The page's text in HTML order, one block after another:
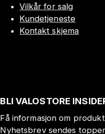
Vilkår for salg
Kundetjeneste
Kontakt skjema
BLI VALOSTORE
Få informasjon om
Nyhetsbrev sendes